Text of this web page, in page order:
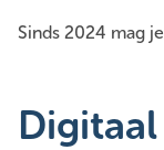
Sinds 2024 mag je